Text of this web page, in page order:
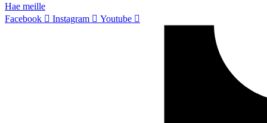
Hae meille
Facebook
Instagram Youtube